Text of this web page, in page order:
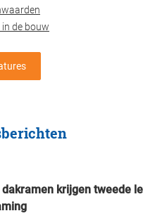
in de bouw
krijgen tweede